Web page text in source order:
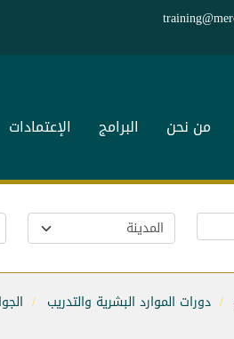
من نحن البرامج الإعتمادات
دورات الموارد البشرية والتدريب